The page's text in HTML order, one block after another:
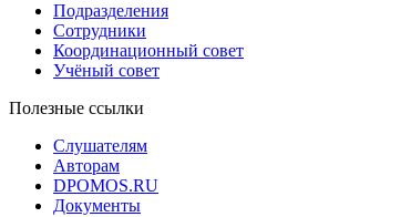
Подразделения
Сотрудники
Координационный совет
Учёный совет
Полезные ссылки
Слушателям
Авторам
DPOMOS.RU
Документы